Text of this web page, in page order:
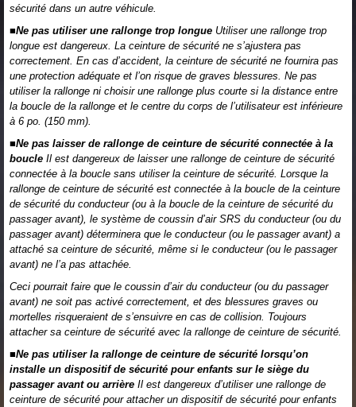
sécurité dans un autre véhicule.
■Ne pas utiliser une rallonge trop longue Utiliser une rallonge trop
longue est dangereux. La ceinture de sécurité ne s’ajustera pas
correctement. En cas d’accident, la ceinture de sécurité ne fournira pas
une protection adéquate et l’on risque de graves blessures. Ne pas
utiliser la rallonge ni choisir une rallonge plus courte si la distance entre
la boucle de la rallonge et le centre du corps de l’utilisateur est inférieure
à 6 po. (150 mm).
■Ne pas laisser de rallonge de ceinture de sécurité connectée à la
boucle Il est dangereux de laisser une rallonge de ceinture de sécurité
connectée à la boucle sans utiliser la ceinture de sécurité. Lorsque la
rallonge de ceinture de sécurité est connectée à la boucle de la ceinture
de sécurité du conducteur (ou à la boucle de la ceinture de sécurité du
passager avant), le système de coussin d’air SRS du conducteur (ou du
passager avant) déterminera que le conducteur (ou le passager avant) a
attaché sa ceinture de sécurité, même si le conducteur (ou le passager
avant) ne l’a pas attachée.
Ceci pourrait faire que le coussin d’air du conducteur (ou du passager
avant) ne soit pas activé correctement, et des blessures graves ou
mortelles risqueraient de s’ensuivre en cas de collision. Toujours
attacher sa ceinture de sécurité avec la rallonge de ceinture de sécurité.
■Ne pas utiliser la rallonge de ceinture de sécurité lorsqu’on
installe un dispositif de sécurité pour enfants sur le siège du
passager avant ou arrière Il est dangereux d’utiliser une rallonge de
ceinture de sécurité pour attacher un dispositif de sécurité pour enfants